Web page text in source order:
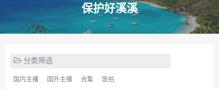
保护好溪溪
分类筛选
国内主播 国外主播 合集 饭拍